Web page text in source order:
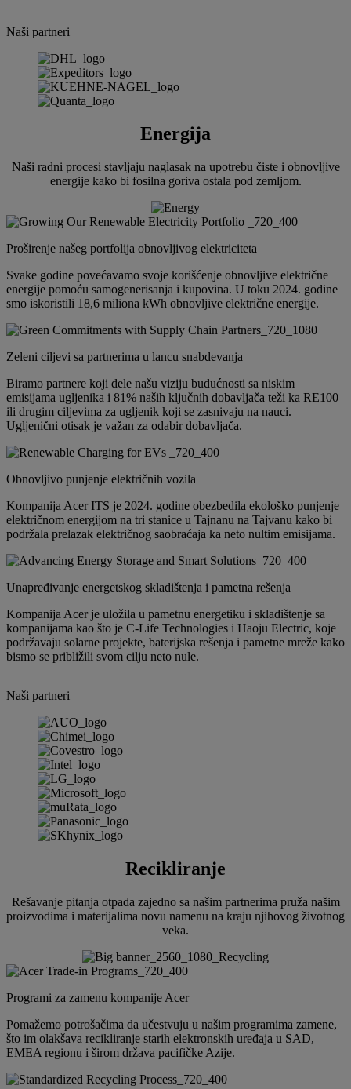
Naši partneri
Energija
Naši radni procesi stavljaju naglasak na upotrebu čiste i obnovljive
energije kako bi fosilna goriva ostala pod zemljom.
Proširenje našeg portfolija obnovljivog elektriciteta
Svake godine povećavamo svoje korišćenje obnovljive električne
energije pomoću samogenerisanja i kupovina. U toku 2024. godine
smo iskoristili 18,6 miliona kWh obnovljive električne energije.
Zeleni ciljevi sa partnerima u lancu snabdevanja
Biramo partnere koji dele našu viziju budućnosti sa niskim
emisijama ugljenika i 81% naših ključnih dobavljača teži ka RE100
ili drugim ciljevima za ugljenik koji se zasnivaju na nauci.
Ugljenični otisak je važan za odabir dobavljača.
Obnovljivo punjenje električnih vozila
Kompanija Acer ITS je 2024. godine obezbedila ekološko punjenje
električnom energijom na tri stanice u Tajnanu na Tajvanu kako bi
podržala prelazak električnog saobraćaja ka neto nultim emisijama.
Unapređivanje energetskog skladištenja i pametna rešenja
Kompanija Acer je uložila u pametnu energetiku i skladištenje sa
kompanijama kao što je C-Life Technologies i Haoju Electric, koje
podržavaju solarne projekte, baterijska rešenja i pametne mreže kako
bismo se približili svom cilju neto nule.
Naši partneri
Recikliranje
Rešavanje pitanja otpada zajedno sa našim partnerima pruža našim
proizvodima i materijalima novu namenu na kraju njihovog životnog
veka.
Programi za zamenu kompanije Acer
Pomažemo potrošačima da učestvuju u našim programima zamene,
što im olakšava recikliranje starih elektronskih uređaja u SAD,
EMEA regionu i širom država pacifičke Azije.